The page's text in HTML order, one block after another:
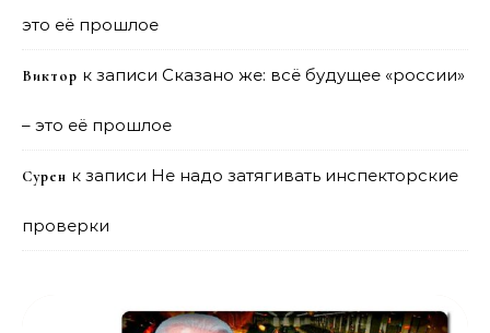
это её прошлое
Виктор к записи Сказано же: всё будущее «россии»
– это её прошлое
Сурен к записи Не надо затягивать инспекторские
проверки